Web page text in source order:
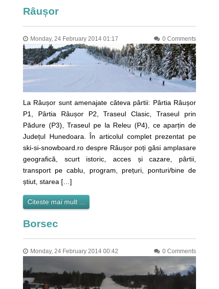
Râușor
Monday, 24 February 2014 01:17 0 Comments
La Râușor sunt amenajate câteva pârtii: Pârtia Râușor
P1, Pârtia Râușor P2, Traseul Clasic, Traseul prin
Pădure (P3), Traseul pe la Releu (P4), ce aparțin de
Județul Hunedoara. În articolul complet prezentat pe
ski-si-snowboard.ro despre Râușor poți găsi amplasare
geografică, scurt istoric, acces și cazare, pârtii,
transport pe cablu, program, prețuri, ponturi/bine de
știut, starea […]
Citeste mai mult ...
Borsec
Monday, 24 February 2014 00:42 0 Comments